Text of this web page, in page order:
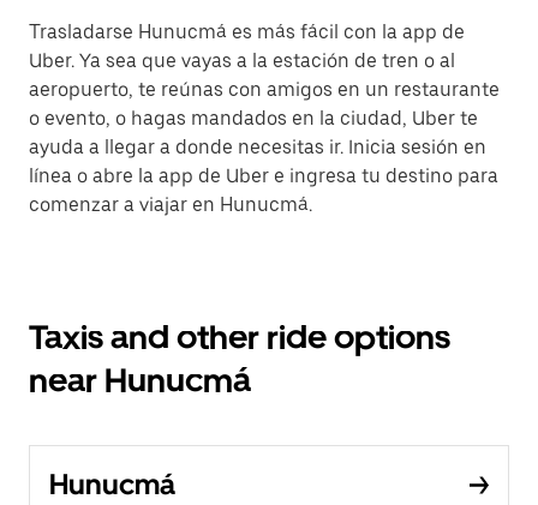
Trasladarse Hunucmá es más fácil con la app de
Uber. Ya sea que vayas a la estación de tren o al
aeropuerto, te reúnas con amigos en un restaurante
o evento, o hagas mandados en la ciudad, Uber te
ayuda a llegar a donde necesitas ir. Inicia sesión en
línea o abre la app de Uber e ingresa tu destino para
comenzar a viajar en Hunucmá.
Taxis and other ride options
near Hunucmá
Hunucmá